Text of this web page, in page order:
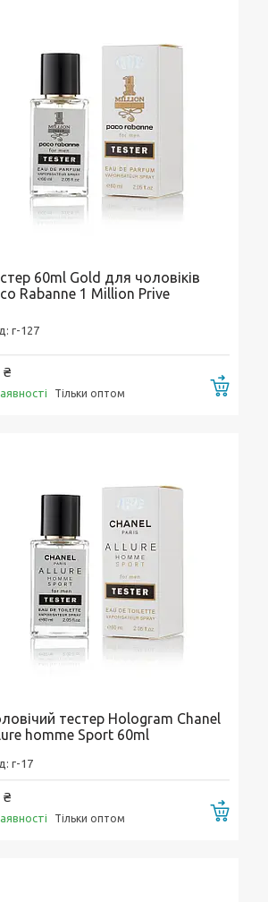
60ml Gold для чоловіків
Rabanne 1 Million Prive
г-127
₴
Тільки оптом
тестер Hologram Chanel
homme Sport 60ml
г-17
₴
Тільки оптом